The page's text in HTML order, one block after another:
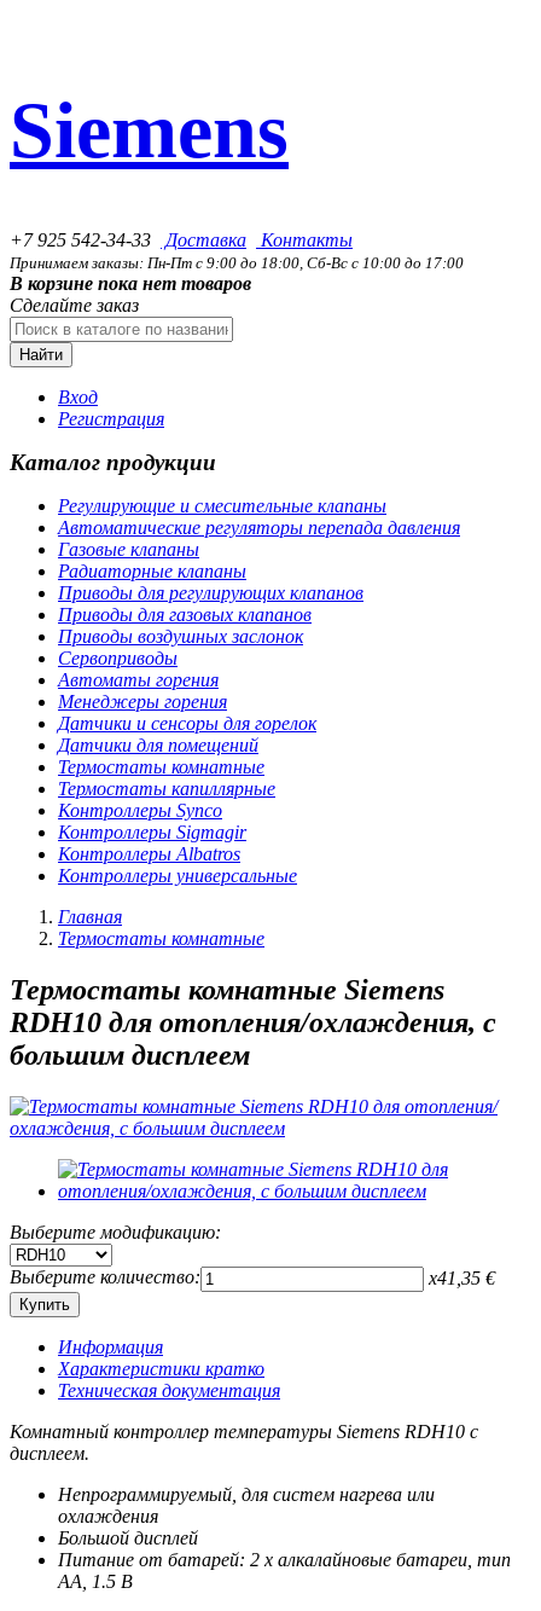
Siemens
+7 925 542-34-33 Доставка Контакты
Принимаем заказы: Пн-Пт с 9:00 до 18:00, Сб-Вс с 10:00 до 17:00
В корзине пока нет товаров
Сделайте заказ
Найти
Вход
Регистрация
Каталог продукции
Регулирующие и смесительные клапаны
Автоматические регуляторы перепада давления
Газовые клапаны
Радиаторные клапаны
Приводы для регулирующих клапанов
Приводы для газовых клапанов
Приводы воздушных заслонок
Сервоприводы
Автоматы горения
Менеджеры горения
Датчики и сенсоры для горелок
Датчики для помещений
Термостаты комнатные
Термостаты капиллярные
Контроллеры Synco
Контроллеры Sigmagir
Контроллеры Albatros
Контроллеры универсальные
Главная
Термостаты комнатные
Термостаты комнатные Siemens
RDH10 для отопления/охлаждения, с
большим дисплеем
Выберите модификацию:
Выберите количество: x41,35 €
Информация
Характеристики кратко
Техническая документация
Комнатный контроллер температуры Siemens RDH10 с
дисплеем.
Непрограммируемый, для систем нагрева или
охлаждения
Большой дисплей
Питание от батарей: 2 х алкалайновые батареи, тип
АА, 1.5 В